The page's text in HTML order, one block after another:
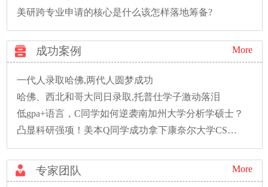
美研跨专业申请的核心是什么该怎样落地筹备?
成功案例 More
一代人录取哈佛,两代人圆梦成功
哈佛、西北和哥大同日录取,托普仕学子激动落泪
低gpa+语言，C同学如何逆袭南加州大学分析学硕士？
凸显科研强项！美本Q同学成功拿下康奈尔大学CS硕士录取！
专家团队 More